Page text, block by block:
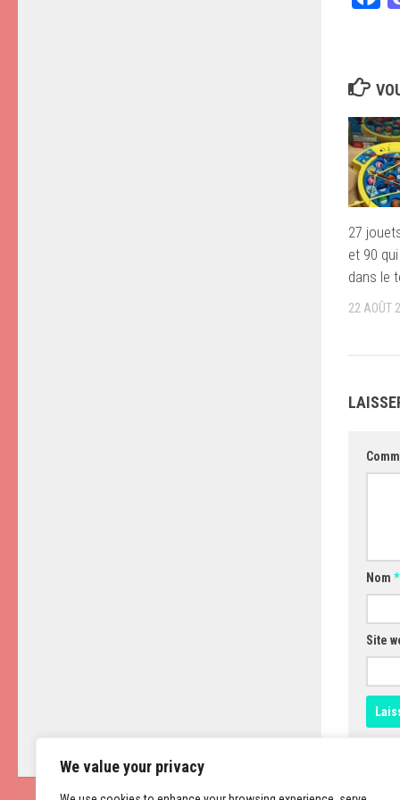
We value your privacy
27
et 90
dans le
22 AOÛT
Nom *
Site